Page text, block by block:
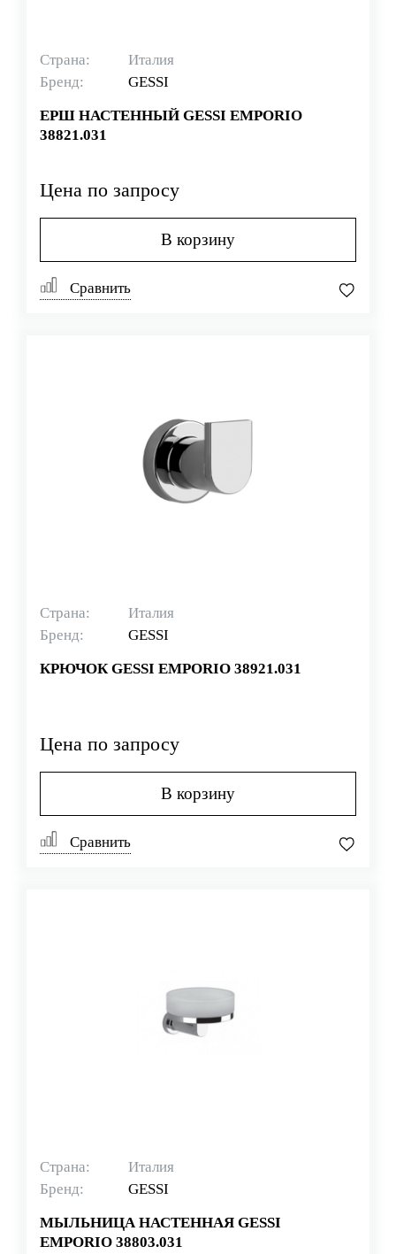
Страна:
Италия
Бренд:
GESSI
ЕРШ НАСТЕННЫЙ GESSI EMPORIO
38821.031
Цена по запросу
В корзину
Сравнить
Страна:
Италия
Бренд:
GESSI
КРЮЧОК GESSI EMPORIO 38921.031
Цена по запросу
В корзину
Сравнить
Страна:
Италия
Бренд:
GESSI
МЫЛЬНИЦА НАСТЕННАЯ GESSI
EMPORIO 38803.031